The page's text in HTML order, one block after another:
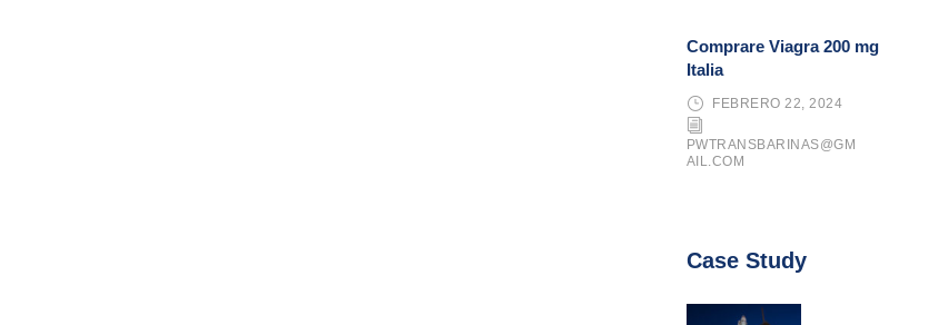
Comprare Viagra 200 mg
Italia
FEBRERO 22, 2024
PWTRANSBARINAS@GM
AIL.COM
Case Study